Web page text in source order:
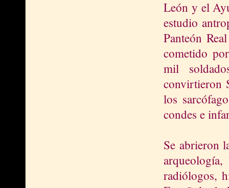
León y el
estudio
Panteón
cometido
mil
convirtieron
los
condes e
Se abrieron
radiólogos,